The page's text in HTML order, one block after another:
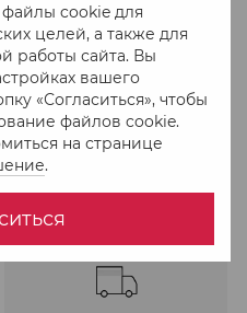
файлы cookie для
целей, а также для
работы сайта. Вы
вашего
«Согласиться», чтобы
файлов cookie.
на странице
.
К сравнению